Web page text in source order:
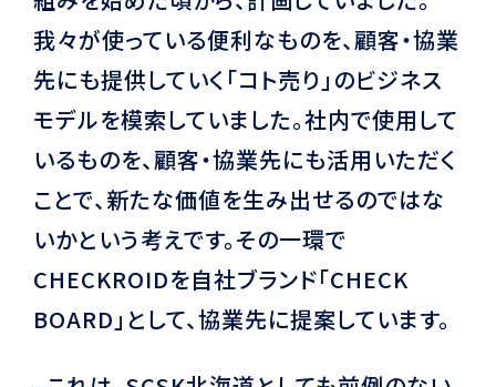
我々が使っている便利なものを、顧客・協業
先にも提供していく「コト売り」のビジネス
モデルを模索していました。社内で使用して
いるものを、顧客・協業先にも活用いただく
ことで、新たな価値を生み出せるのではな
いかという考えです。その一環で
CHECKROIDを自社ブランド「CHECK
BOARD」として、協業先に提案しています。